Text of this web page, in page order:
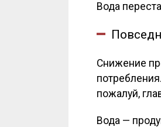
Вода
Снижение
пожалуй,
Вода —